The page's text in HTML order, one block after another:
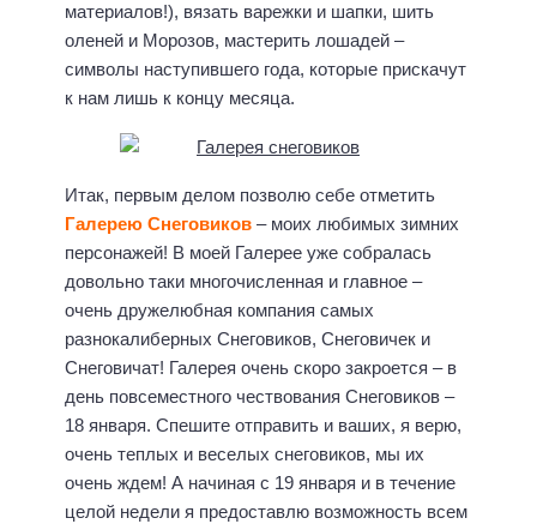
материалов!), вязать варежки и шапки, шить
оленей и Морозов, мастерить лошадей –
символы наступившего года, которые прискачут
к нам лишь к концу месяца.
Итак, первым делом позволю себе отметить
Галерею Снеговиков – моих любимых зимних
персонажей! В моей Галерее уже собралась
довольно таки многочисленная и главное –
очень дружелюбная компания самых
разнокалиберных Снеговиков, Снеговичек и
Снеговичат! Галерея очень скоро закроется – в
день повсеместного чествования Снеговиков –
18 января. Спешите отправить и ваших, я верю,
очень теплых и веселых снеговиков, мы их
очень ждем! А начиная с 19 января и в течение
целой недели я предоставлю возможность всем